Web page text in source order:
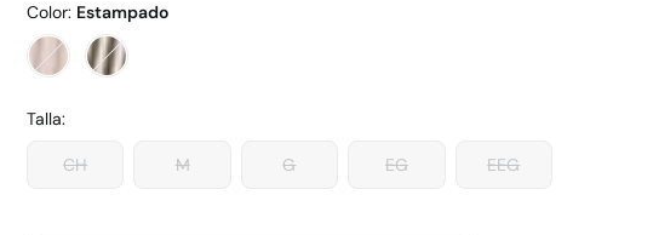
Color: Estampado
Talla:
CH M G EG EEG